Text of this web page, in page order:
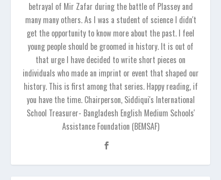
betrayal of Mir Zafar during the battle of Plassey and
many many others. As I was a student of science I didn't
get the opportunity to know more about the past. I feel
young people should be groomed in history. It is out of
that urge I have decided to write short pieces on
individuals who made an imprint or event that shaped our
history. This is first among that series. Happy reading, if
you have the time. Chairperson, Siddiqui's International
School Treasurer- Bangladesh English Medium Schools'
Assistance Foundation (BEMSAF)